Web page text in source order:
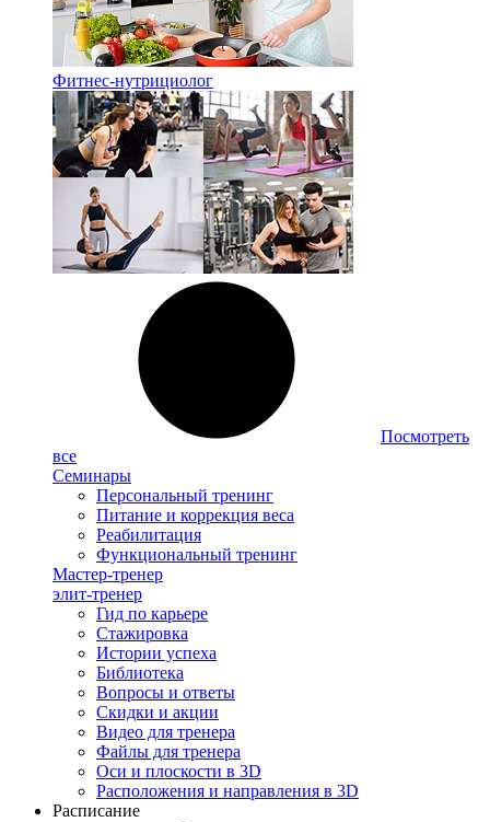
Фитнес-нутрициолог
Посмотреть
все
Семинары
Персональный тренинг
Питание и коррекция веса
Реабилитация
Функциональный тренинг
Мастер-тренер
элит-тренер
Гид по карьере
Стажировка
Истории успеха
Библиотека
Вопросы и ответы
Скидки и акции
Видео для тренера
Файлы для тренера
Оси и плоскости в 3D
Расположения и направления в 3D
Расписание